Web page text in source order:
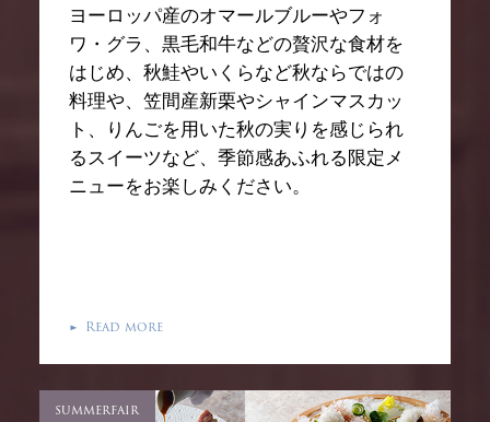
ヨーロッパ産のオマールブルーやフォ
ワ・グラ、黒毛和牛などの贅沢な食材を
はじめ、秋鮭やいくらなど秋ならではの
料理や、笠間産新栗やシャインマスカッ
ト、りんごを用いた秋の実りを感じられ
るスイーツなど、季節感あふれる限定メ
ニューをお楽しみください。
▶ Read more
summerfair